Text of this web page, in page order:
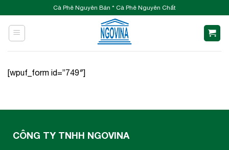
to
content
Cà Phê Nguyên Bản * Cà Phê Nguyên Chất
[wpuf_form id=”749″]
CÔNG TY TNHH NGOVINA